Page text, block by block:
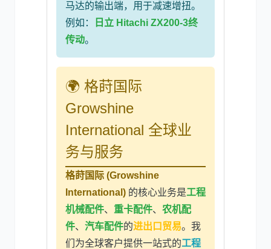
马达的输出端，用于减速增扭。
例如：
日立 Hitachi ZX200-3终
传动。
🌍 格莳国际
Growshine
International 全球业
务与服务
格莳国际 (Growshine
International) 的核心业务是工程
机械配件、 重卡配件、 农机配
件、 汽车配件的进出口贸易。我
们为全球客户提供一站式的工程